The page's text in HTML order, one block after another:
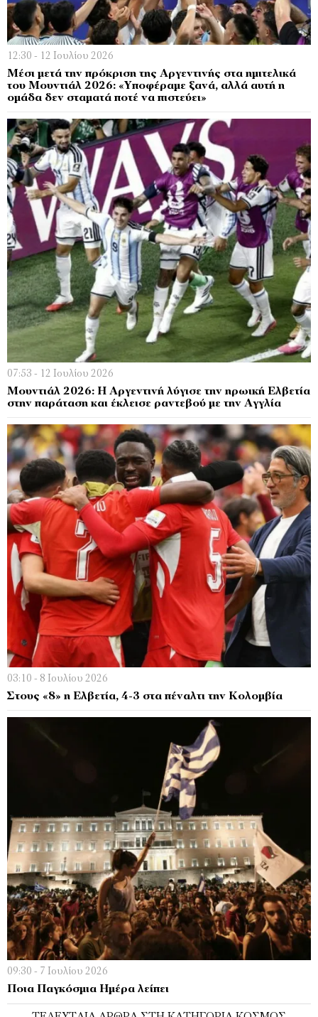
12:30 - 12 Ιουλίου 2026
Μέσι μετά την πρόκριση της Αργεντινής στα ημιτελικά
του Μουντιάλ 2026: «Υποφέραμε ξανά, αλλά αυτή η
ομάδα δεν σταματά ποτέ να πιστεύει»
07:53 - 12 Ιουλίου 2026
Μουντιάλ 2026: Η Αργεντινή λύγισε την ηρωική Ελβετία
στην παράταση και έκλεισε ραντεβού με την Αγγλία
03:10 - 8 Ιουλίου 2026
Στους «8» η Ελβετία, 4-3 στα πέναλτι την Κολομβία
09:30 - 7 Ιουλίου 2026
Ποια Παγκόσμια Ημέρα λείπει